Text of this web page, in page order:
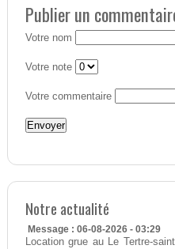
Publier un
Votre nom
Votre note
Votre commentaire
Notre actualité
Message : 06-08-2026 - 03:29
Location grue au Le Tertre-